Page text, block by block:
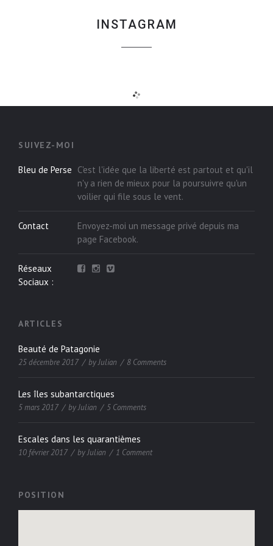
INSTAGRAM
SUIVEZ-MOI
Bleu de Perse C'est l'idée que la liberté est partout et qu'il
n'y a rien de mieux pour la poursuivre qu'un
voilier qui file sous le vent.
Contact
Envoyez-moi un message privé depuis ma
page Facebook.
Réseaux
Sociaux :
ARTICLES
Beauté de Patagonie
25 décembre 2017 byJulian 8 Comments
Les îles subantarctiques
5 mars 2017 byJulian 5 Comments
Escales dans les quarantièmes
10 février 2017 byJulian 1 Comment
POSITION